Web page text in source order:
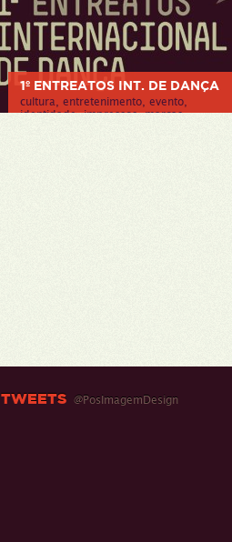
1º ENTREATOS INT. DE DANÇA
cultura, entretenimento, evento,
identidade, impressos, marcas
TWEETS @PosImagemDesign